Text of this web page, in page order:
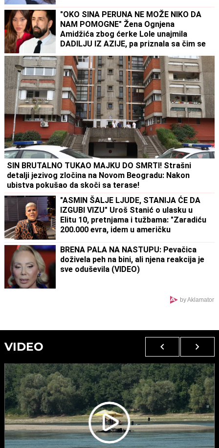
"OKO SINA PERUNA NE MOŽE NIKO DA
NAM POMOGNE" Žena Ognjena
Amidžića zbog ćerke Lole unajmila
DADILJU IZ AZIJE, pa priznala sa čim se
suočavaju u domu! (FOTO)
SIN BRUTALNO TUKAO MAJKU DO SMRTI! Strašni
detalji jezivog zločina na Novom Beogradu: Nakon
ubistva pokušao da skoči sa terase!
"ASMIN ŠALJE LJUDE, STANIJA ĆE DA
IZGUBI VIZU" Uroš Stanić o ulasku u
Elitu 10, pretnjama i tužbama: "Zaradiću
200.000 evra, idem u američku
BRENA PALA NA NASTUPU: Pevačica
doživela peh na bini, ali njena reakcija je
sve oduševila (VIDEO)
by Aklamator
VIDEO